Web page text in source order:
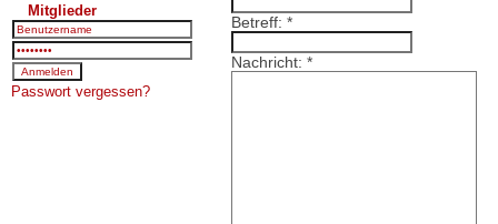
Mitglieder
Passwort vergessen?
Betreff: *
Nachricht: *